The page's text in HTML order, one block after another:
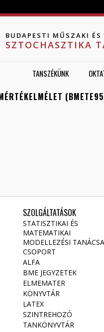
BUDAPESTI MŰSZAKI
SZTOCHASZTIKA
TANSZÉKÜNK
SZOLGÁLTATÁSOK
STATISZTIKAI ÉS
MATEMATIKAI
MODELLEZÉSI
CSOPORT
ALFA
BME JEGYZETEK
ELMEMATER
KÖNYVTÁR
LATEX
SZINTREHOZÓ
TANKÖNYVTÁR